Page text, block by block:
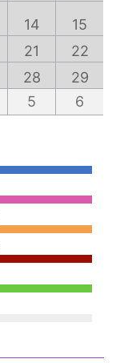
14
15
21
22
28
29
5 6